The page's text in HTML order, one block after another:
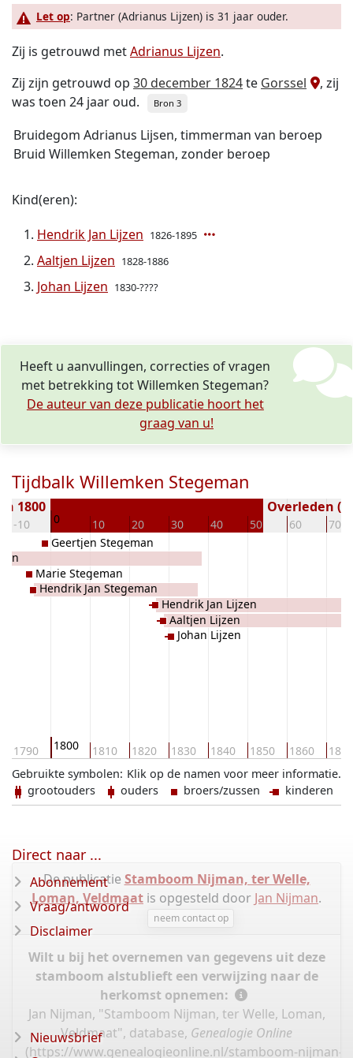
Let op: Partner (Adrianus Lijzen) is 31 jaar ouder.
Zij is getrouwd metAdrianus Lijzen.
Zij zijn getrouwd op 30 december 1824te Gorssel
, zij
was toen 24 jaar oud.
Bron 3
Bruidegom Adrianus Lijsen, timmerman van beroep
Bruid Willemken Stegeman, zonder beroep
Kind(eren):
Hendrik Jan Lijzen 1826-1895
Aaltjen Lijzen 1828-1886
Johan Lijzen 1830-????
Heeft u aanvullingen, correcties of vragen
met betrekking tot Willemken Stegeman?
De auteur van deze publicatie hoort het
graag van u!
Tijdbalk Willemken Stegeman
-10 0 10 20 30 40 50 60 70
1800 Overleden (
1790 1800 1810 1820 1830 1840 1850 1860 1870
Marie Stegeman
Hendrik Jan Stegeman
Geertjen Stegeman
Hendrik Jan Lijzen
Aaltjen Lijzen
Johan Lijzen
Klik op de namen voor meer informatie.
Gebruikte symbolen:
grootouders
ouders broers/zussen kinderen
De publicatie Stamboom Nijman, ter Welle,
Loman, Veldmaat is opgesteld door Jan Nijman.
neem contact op
Wilt u bij het overnemen van gegevens uit deze
stamboom alstublieft een verwijzing naar de
herkomst opnemen:
Jan Nijman, "Stamboom Nijman, ter Welle, Loman,
Veldmaat", database, Genealogie Online
(https://www.genealogieonline.nl/stamboom-nijman-
Direct naar ...
Abonnement
Vraag/antwoord
Disclaimer
Nieuwsbrief